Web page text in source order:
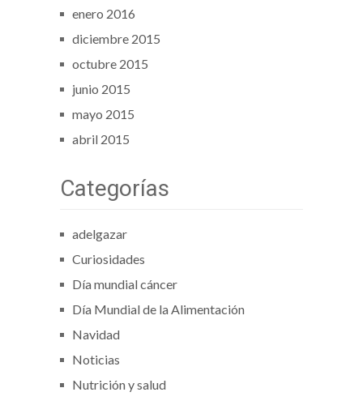
enero 2016
diciembre 2015
octubre 2015
junio 2015
mayo 2015
abril 2015
Categorías
adelgazar
Curiosidades
Día mundial cáncer
Día Mundial de la Alimentación
Navidad
Noticias
Nutrición y salud